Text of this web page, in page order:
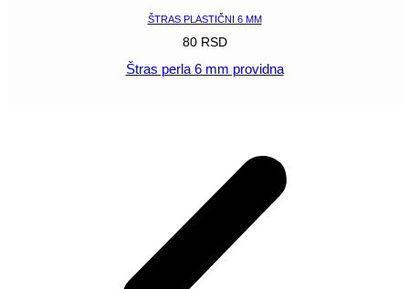
ŠTRAS PLASTIČNI 6 MM
80 RSD
Štras perla 6 mm providna